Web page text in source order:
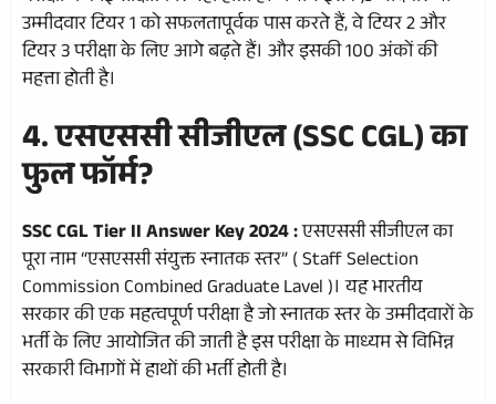
उम्मीदवार टियर 1 को सफलतापूर्वक पास करते हैं, वे टियर 2 और
टियर 3 परीक्षा के लिए आगे बढ़ते हैं। और इसकी 100 अंकों की
महत्ता होती है।
4. एसएससी सीजीएल (SSC CGL) का
फुल फॉर्म?
SSC CGL Tier II Answer Key 2024 :एसएससी सीजीएल का
पूरा नाम “एसएससी संयुक्त स्नातक स्तर” ( Staff Selection
Commission Combined Graduate Lavel )। यह भारतीय
सरकार की एक महत्वपूर्ण परीक्षा है जो स्नातक स्तर के उम्मीदवारों के
भर्ती के लिए आयोजित की जाती है इस परीक्षा के माध्यम से विभिन्न
सरकारी विभागों में हाथों की भर्ती होती है।